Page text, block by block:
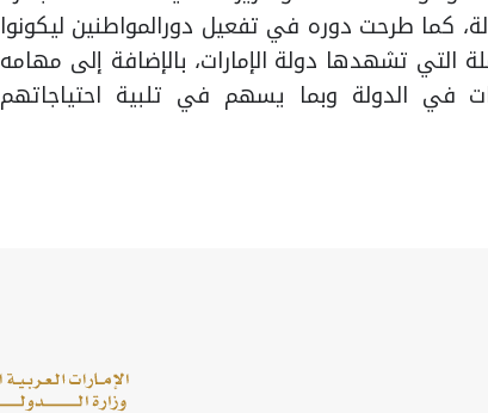
كما طرحت دوره في تفعيل دورالمواطنين ليكونوا
التي تشهدها دولة الإمارات، بالإضافة إلى مهامه
في الدولة وبما يسهم في تلبية احتياجاتهم